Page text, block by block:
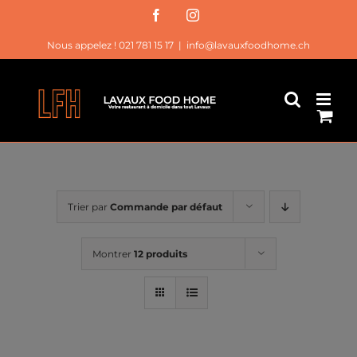
contenu
FacebookInstagram
Nous appelez ! 021 781 15 17 | info@lavauxfoodhome.ch
Trier par Commande par défaut
Montrer 12 produits